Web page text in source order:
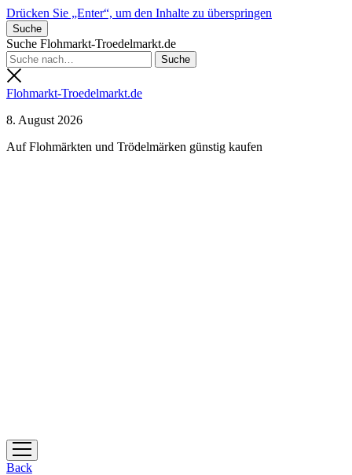
Drücken Sie „Enter“, um den Inhalte zu überspringen
Suche
Suche Flohmarkt-Troedelmarkt.de
Flohmarkt-Troedelmarkt.de
8. August 2026
Auf Flohmärkten und Trödelmärken günstig kaufen
Menü
öffnen
Back